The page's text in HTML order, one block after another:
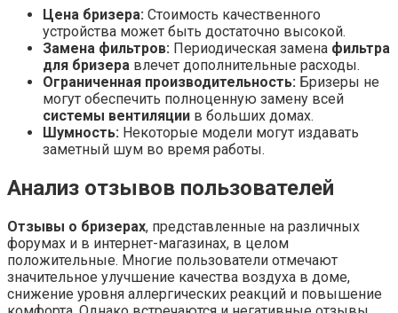
Цена бризера: Стоимость качественного
устройства может быть достаточно высокой.
Замена фильтров: Периодическая замена фильтра
для бризера влечет дополнительные расходы.
Ограниченная производительность: Бризеры не
могут обеспечить полноценную замену всей
системы вентиляции в больших домах.
Шумность: Некоторые модели могут издавать
заметный шум во время работы.
Анализ отзывов пользователей
Отзывы о бризерах, представленные на различных
форумах и в интернет-магазинах, в целом
положительные. Многие пользователи отмечают
значительное улучшение качества воздуха в доме,
снижение уровня аллергических реакций и повышение